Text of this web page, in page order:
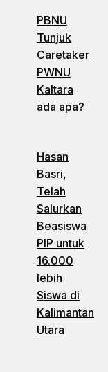
PBNU
Tunjuk
Caretaker
PWNU
Kaltara
ada apa?
Hasan
Basri,
Telah
Salurkan
Beasiswa
PIP untuk
16.000
lebih
Siswa di
Kalimantan
Utara